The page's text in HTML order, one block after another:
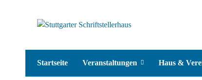
Startseite Veranstaltungen Haus &